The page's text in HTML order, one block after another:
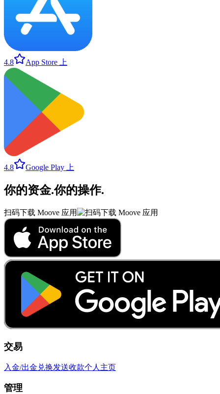
4.8 App Store 上
4.8 Google Play 上
你的资金.你的操作.
扫码下载 Moove 应用
交易
入金/出金 兑换发送收款个人主页
管理